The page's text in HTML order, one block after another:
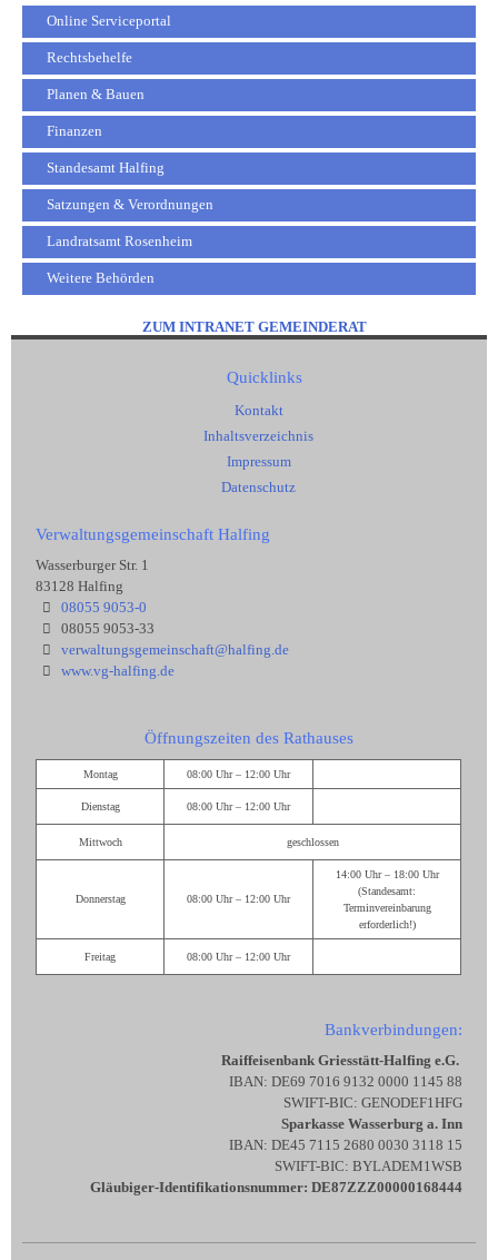
Online Serviceportal
Rechtsbehelfe
Planen & Bauen
Finanzen
Standesamt Halfing
Satzungen & Verordnungen
Landratsamt Rosenheim
Weitere Behörden
ZUM INTRANET GEMEINDERAT
Quicklinks
Kontakt
Inhaltsverzeichnis
Impressum
Datenschutz
Verwaltungsgemeinschaft Halfing
Wasserburger Str. 1
83128 Halfing
08055 9053-0
08055 9053-33
verwaltungsgemeinschaft@halfing.de
www.vg-halfing.de
Öffnungszeiten des Rathauses
Montag 08:00 Uhr – 12:00 Uhr
Dienstag 08:00 Uhr – 12:00 Uhr
Mittwoch geschlossen
Donnerstag 08:00 Uhr – 12:00 Uhr
14:00 Uhr – 18:00 Uhr
(Standesamt:
Terminvereinbarung
erforderlich!)
Freitag 08:00 Uhr – 12:00 Uhr
Bankverbindungen:
Raiffeisenbank Griesstätt-Halfing e.G.
IBAN: DE69 7016 9132 0000 1145 88
SWIFT-BIC: GENODEF1HFG
Sparkasse Wasserburg a. Inn
IBAN: DE45 7115 2680 0030 3118 15
SWIFT-BIC: BYLADEM1WSB
Gläubiger-Identifikationsnummer: DE87ZZZ00000168444